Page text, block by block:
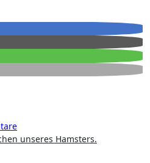
unseres Hamsters.